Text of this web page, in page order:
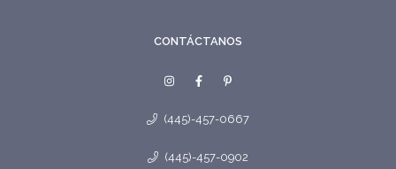
CONTÁCTANOS
(445)-457-0667
(445)-457-0902